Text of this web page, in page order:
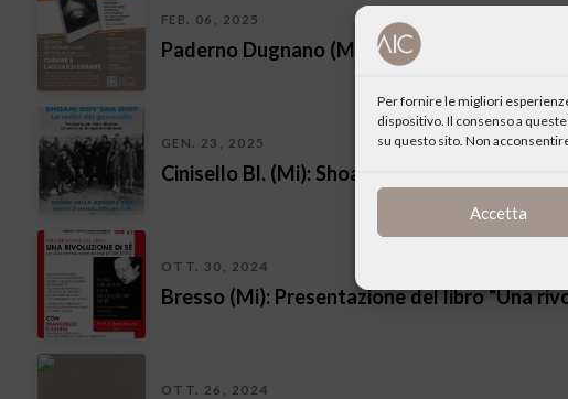
Per fornire le migliori
dispositivo. Il consenso a
su questo sito. Non
Accetta
FEB. 06, 2025
Paderno Dugnano (Mi): Curare e lasciarsi
GEN. 23, 2025
Cinisello Bl. (Mi): Shoah, dov’era Dio?
OTT. 30, 2024
Bresso (Mi): Presentazione del libro “Una
OTT. 26, 2024